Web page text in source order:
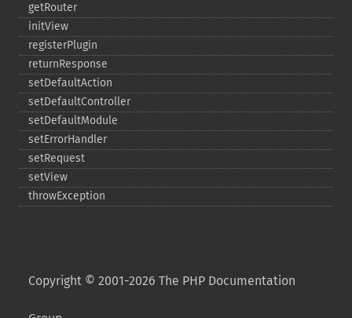
getRouter
initView
registerPlugin
returnResponse
setDefaultAction
setDefaultController
setDefaultModule
setErrorHandler
setRequest
setView
throwException
Copyright © 2001-2026 The PHP Documentation